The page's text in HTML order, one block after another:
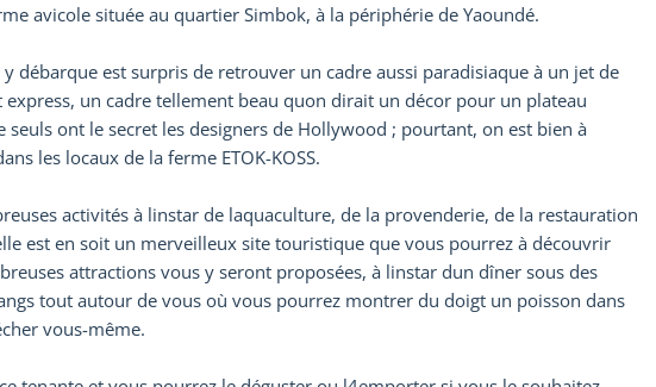
avicole située au quartier Simbok, à la périphérie de Yaoundé.
débarque est surpris de retrouver un cadre aussi paradisiaque à un jet de
un cadre tellement beau quon dirait un décor pour un plateau
ont le secret les designers de Hollywood ; pourtant, on est bien à
les locaux de la ferme ETOK-KOSS.
activités à linstar de laquaculture, de la provenderie, de la restauration
est en soit un merveilleux site touristique que vous pourrez à découvrir
attractions vous y seront proposées, à linstar dun dîner sous des
tout autour de vous où vous pourrez montrer du doigt un poisson dans
vous-même.